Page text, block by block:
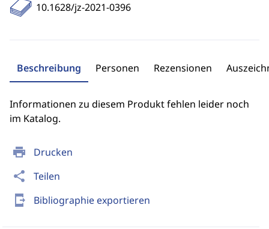
print Drucken
share Teilen
send_to_mobile Bibliographie exportieren
10.1628/jz-2021-0396
Beschreibung Personen Rezensionen
Informationen zu diesem Produkt fehlen leider noch
im Katalog.